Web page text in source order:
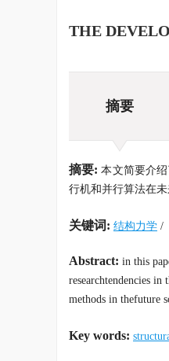
THE
摘要
摘要: 本文简要介
行机和并行算法在
关键词: 结构力学 /
Abstract: in this
researchtendencies
methods in thefuture
Key words: